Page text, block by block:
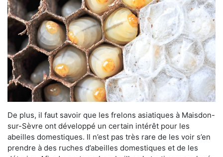
De plus, il faut savoir que les frelons asiatiques à Maisdon-
sur-Sèvre ont développé un certain intérêt pour les
abeilles domestiques. Il n’est pas très rare de les voir s’en
prendre à des ruches d’abeilles domestiques et de les